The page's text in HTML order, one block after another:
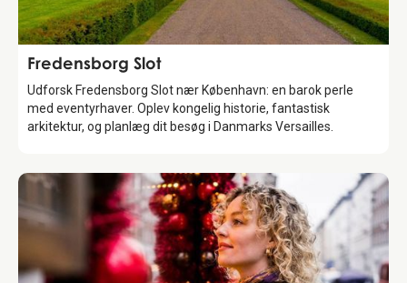
Attraction
Fredensborg Slot
Udforsk Fredensborg Slot nær København: en barok perle
med eventyrhaver. Oplev kongelig historie, fantastisk
arkitektur, og planlæg dit besøg i Danmarks Versailles.